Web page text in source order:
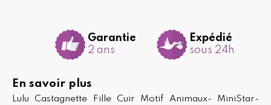
Garantie
2 ans
Expédié
sous 24h
En savoir plus
Lulu Castagnette Fille Cuir Motif Animaux- MiniStar-